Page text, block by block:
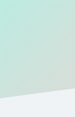
Gizlilik Politikası